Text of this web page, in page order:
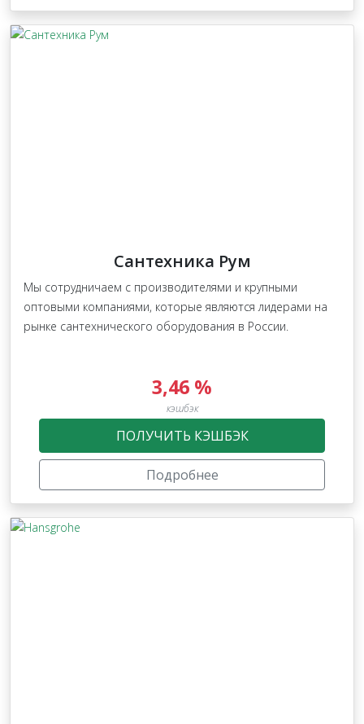
Сантехника Рум
Мы сотрудничаем с производителями и крупными
оптовыми компаниями, которые являются лидерами на
рынке сантехнического оборудования в России.
3,46 %
кэшбэк
ПОЛУЧИТЬ КЭШБЭК
Подробнее